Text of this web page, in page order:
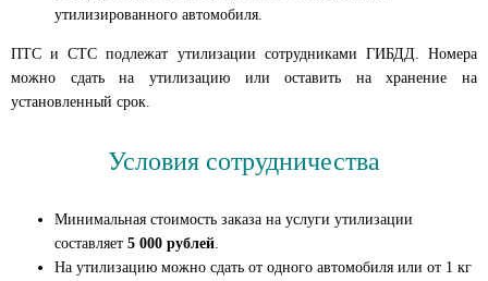
утилизированного автомобиля.
ПТС и СТС подлежат утилизации сотрудниками ГИБДД. Номера
можно сдать на утилизацию или оставить на хранение на
установленный срок.
Условия сотрудничества
Минимальная стоимость заказа на услуги утилизации
составляет 5 000 рублей
На утилизацию можно сдать от одного автомобиля или от 1 кг